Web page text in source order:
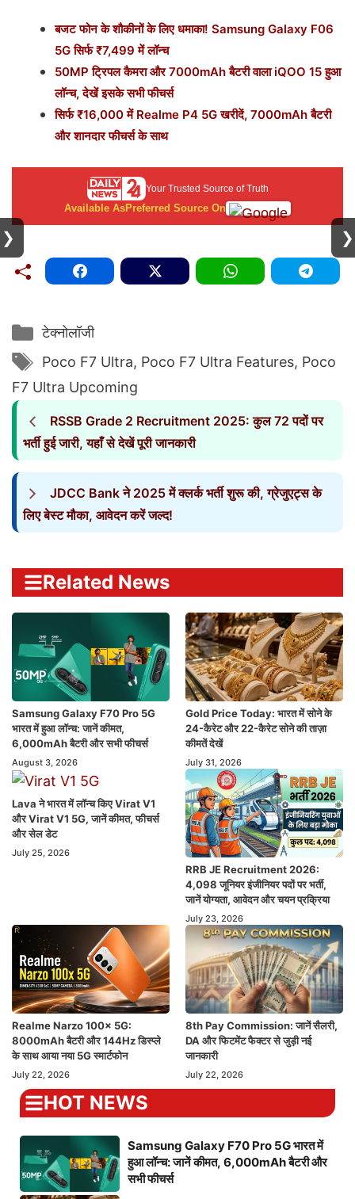
बजट फोन के शौकीनों के लिए धमाका! Samsung Galaxy F06
5G सिर्फ ₹7,499 में लॉन्च
50MP ट्रिपल कैमरा और 7000mAh बैटरी वाला iQOO 15 हुआ
लॉन्च, देखें इसके सभी फीचर्स
सिर्फ ₹16,000 में Realme P4 5G खरीदें, 7000mAh बैटरी
और शानदार फीचर्स के साथ
Your Trusted Source of Truth
Available AsPreferred Source On
Categories
टेक्नोलॉजी
Tags
Poco F7 Ultra, Poco F7 Ultra Features, Poco
F7 Ultra Upcoming
RSSB Grade 2 Recruitment 2025: कुल 72 पदों पर
भर्ती हुई जारी, यहाँ से देखें पूरी जानकारी
JDCC Bank ने 2025 में क्लर्क भर्ती शुरू की, ग्रेजुएट्स के
लिए बेस्ट मौका, आवेदन करें जल्द!
Related News
Samsung Galaxy F70 Pro 5G
भारत में हुआ लॉन्च: जानें कीमत,
6,000mAh बैटरी और सभी फीचर्स
August 3, 2026
Gold Price Today: भारत में सोने के
24-कैरेट और 22-कैरेट सोने की ताज़ा
कीमतें देखें
July 31, 2026
Lava ने भारत में लॉन्च किए Virat V1
और Virat V1 5G, जानें कीमत, फीचर्स
और सेल डेट
July 25, 2026
RRB JE Recruitment 2026:
4,098 जूनियर इंजीनियर पदों पर भर्ती,
जानें योग्यता, आवेदन और चयन प्रक्रिया
July 23, 2026
Realme Narzo 100x 5G:
8000mAh बैटरी और 144Hz डिस्प्ले
के साथ आया नया 5G स्मार्टफोन
July 22, 2026
8th Pay Commission: जानें सैलरी,
DA और फिटमेंट फैक्टर से जुड़ी नई
जानकारी
July 22, 2026
HOT NEWS
Samsung Galaxy F70 Pro 5G भारत में
हुआ लॉन्च: जानें कीमत, 6,000mAh बैटरी और
सभी फीचर्स
❯ ❯